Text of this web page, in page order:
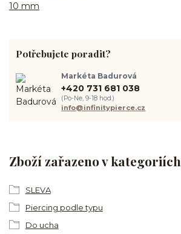
10 mm
Zboží zařazeno v kategoriích
SLEVA
Piercing podle typu
Do ucha
Potřebujete poradit?
Markéta Badurová
+420 731 681 038
(Po-Ne, 9-18 hod.)
info@infinitypierce.cz